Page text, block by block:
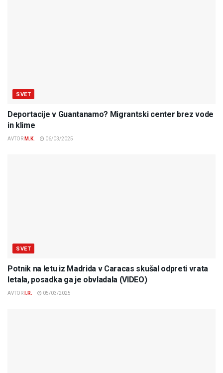
SVET
Deportacije v Guantanamo? Migrantski center brez vode
in klime
AVTOR M.K. 06/03/2025
SVET
Potnik na letu iz Madrida v Caracas skušal odpreti vrata
letala, posadka ga je obvladala (VIDEO)
AVTOR I.R. 05/03/2025